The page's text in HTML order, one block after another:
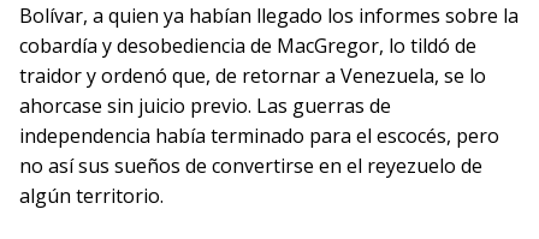
Bolívar, a quien ya habían llegado los informes sobre la
cobardía y desobediencia de MacGregor, lo tildó de
traidor y ordenó que, de retornar a Venezuela, se lo
ahorcase sin juicio previo. Las guerras de
independencia había terminado para el escocés, pero
no así sus sueños de convertirse en el reyezuelo de
algún territorio.